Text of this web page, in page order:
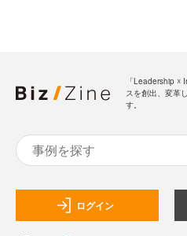
「Leadership ☓
スを創出、変革
す。
ログイン